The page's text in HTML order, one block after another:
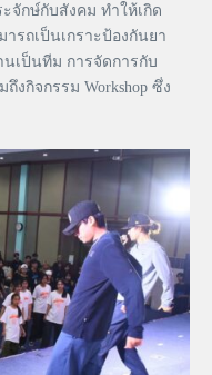
จักษ์กับสังคม ทำให้เกิด
รถเป็นเกราะป้องกันยา
นเป็นทีม การจัดการกับ
กิจกรรม Workshop ซึ่ง